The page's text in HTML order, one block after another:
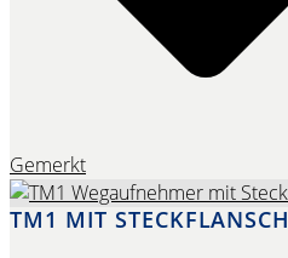
Gemerkt
TM1 MIT STECKFLANSCH